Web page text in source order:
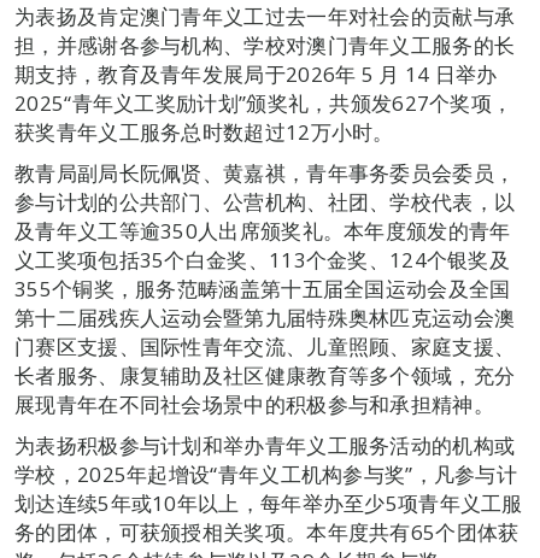
为表扬及肯定澳门青年义工过去一年对社会的贡献与承
担，并感谢各参与机构、学校对澳门青年义工服务的长
期支持，教育及青年发展局于2026年 5 月 14 日举办
2025“青年义工奖励计划”颁奖礼，共颁发627个奖项，
获奖青年义工服务总时数超过12万小时。
教青局副局长阮佩贤、黄嘉祺，青年事务委员会委员，
参与计划的公共部门、公营机构、社团、学校代表，以
及青年义工等逾350人出席颁奖礼。本年度颁发的青年
义工奖项包括35个白金奖、113个金奖、124个银奖及
355个铜奖，服务范畴涵盖第十五届全国运动会及全国
第十二届残疾人运动会暨第九届特殊奥林匹克运动会澳
门赛区支援、国际性青年交流、儿童照顾、家庭支援、
长者服务、康复辅助及社区健康教育等多个领域，充分
展现青年在不同社会场景中的积极参与和承担精神。
为表扬积极参与计划和举办青年义工服务活动的机构或
学校，2025年起增设“青年义工机构参与奖”，凡参与计
划达连续5年或10年以上，每年举办至少5项青年义工服
务的团体，可获颁授相关奖项。本年度共有65个团体获